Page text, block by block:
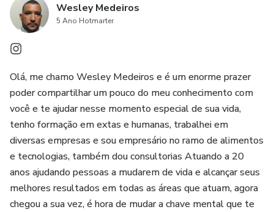
Wesley Medeiros
5 Ano Hotmarter
Olá, me chamo Wesley Medeiros e é um enorme prazer
poder compartilhar um pouco do meu conhecimento com
você e te ajudar nesse momento especial de sua vida,
tenho formação em extas e humanas, trabalhei em
diversas empresas e sou empresário no ramo de alimentos
e tecnologias, também dou consultorias Atuando a 20
anos ajudando pessoas a mudarem de vida e alcançar seus
melhores resultados em todas as áreas que atuam, agora
chegou a sua vez, é hora de mudar a chave mental que te